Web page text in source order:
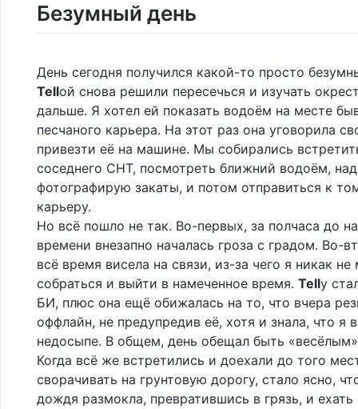
Безумный день
День сегодня получился какой-то просто
Tellой снова решили пересечься и изучать
дальше. Я хотел ей показать водоём на месте
песчаного карьера. На этот раз она уговорила
привезти её на машине. Мы собирались
соседнего СНТ, посмотреть ближний водоём,
фотографирую закаты, и потом отправиться к
карьеру.
Но всё пошло не так. Во-первых, за полчаса до
времени внезапно началась гроза с градом. Во-
всё время висела на связи, из-за чего я никак не
собраться и выйти в намеченное время. Tellу
БИ, плюс она ещё обижалась на то, что вчера
оффлайн, не предупредив её, хотя и знала, что я
недосыпе. В общем, день обещал быть
Когда всё же встретились и доехали до того
сворачивать на грунтовую дорогу, стало ясно,
дождя размокла, превратившись в грязь, и ехать